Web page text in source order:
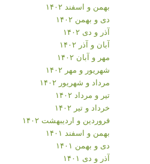
بهمن و اسفند ۱۴۰۲
دی و بهمن ۱۴۰۲
آذر و دی ۱۴۰۲
آبان و آذر ۱۴۰۲
مهر و آبان ۱۴۰۲
شهریور و مهر ۱۴۰۲
مرداد و شهریور ۱۴۰۲
تیر و مرداد ۱۴۰۲
خرداد و تیر ۱۴۰۲
فروردین و اردیبهشت ۱۴۰۲
بهمن و اسفند ۱۴۰۱
دی و بهمن ۱۴۰۱
آذر و دی ۱۴۰۱